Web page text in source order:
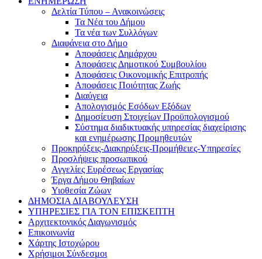
Δελτία Τύπου – Ανακοινώσεις
Τα Νέα του Δήμου
Τα νέα των Συλλόγων
Διαφάνεια στο Δήμο
Αποφάσεις Δημάρχου
Αποφάσεις Δημοτικού Συμβουλίου
Αποφάσεις Οικονομικής Επιτροπής
Αποφάσεις Ποιότητας Ζωής
Διαύγεια
Απολογισμός Εσόδων Εξόδων
Δημοσίευση Στοιχείων Προϋπολογισμού
Σύστημα διαδικτυακής υπηρεσίας διαχείρισης
και ενημέρωσης Προμηθευτών
Προκηρύξεις-Διακηρύξεις-Προμήθειες-Υπηρεσίες
Προσλήψεις προσωπικού
Αγγελίες Ευρέσεως Εργασίας
Έργα Δήμου Θηβαίων
Υιοθεσία Ζώων
ΔΗΜΟΣΙΑ ΔΙΑΒΟΥΛΕΥΣΗ
ΥΠΗΡΕΣΙΕΣ ΓΙΑ ΤΟΝ ΕΠΙΣΚΕΠΤΗ
Αρχιτεκτονικός Διαγωνισμός
Επικοινωνία
Χάρτης Ιστοχώρου
Χρήσιμοι Σύνδεσμοι